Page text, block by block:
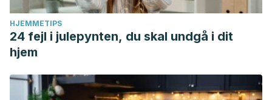
HJEMMETIPS
24 fejl i julepynten, du skal undgå i dit
hjem